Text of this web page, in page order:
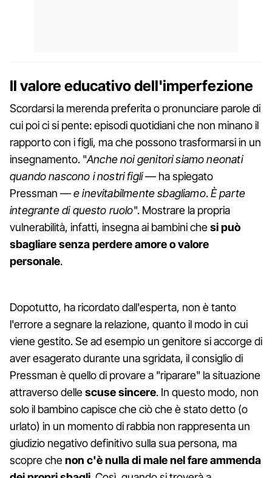
Il valore educativo dell'imperfezione
Scordarsi la merenda preferita o pronunciare parole di
cui poi ci si pente: episodi quotidiani che non minano il
rapporto con i figli, ma che possono trasformarsi in un
insegnamento. "Anche noi genitori siamo neonati
quando nascono i nostri figli— ha spiegato
Pressman —e inevitabilmente sbagliamo.È parte
integrante di questo ruolo". Mostrare la propria
vulnerabilità, infatti, insegna ai bambini chesi può
sbagliare senza perdere amore o valore
personale.
Dopotutto, ha ricordato dall'esperta, non è tanto
l'errore a segnare la relazione, quanto il modo in cui
viene gestito. Se ad esempio un genitore si accorge di
aver esagerato durante una sgridata, il consiglio di
Pressman è quello di provare a "riparare" la situazione
attraverso dellescuse sincere. In questo modo, non
solo il bambino capisce che ciò che è stato detto (o
urlato) in un momento di rabbia non rappresenta un
giudizio negativo definitivo sulla sua persona, ma
scopre chenon c'è nulla di male nel fare ammenda